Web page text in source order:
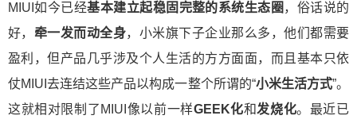
MIUI如今已经基本建立起稳固完整的系统生态圈 ，俗话说的
好， 牵一发而动全身，小米旗下子企业那么多，他们都需要
盈利，但产品几乎涉及个人生活的方方面面，而且基本只依
仗MIUI去连结这些产品以构成一整个所谓的“小米生活方式”。
这就相对限制了MIUI像以前一样GEEK化和发烧化。最近已